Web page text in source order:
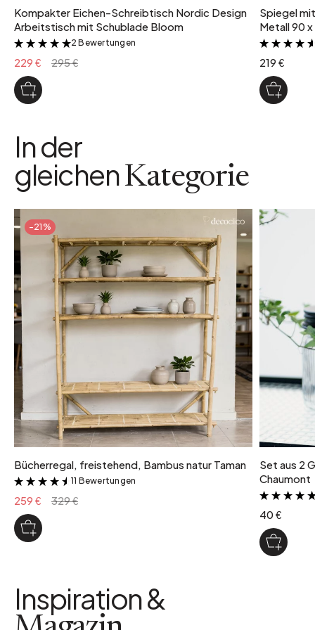
Kompakter Eichen-Schreibtisch Nordic Design
Arbeitstisch mit Schublade Bloom
&
2 Bewertungen
229 € 295 €
Spiegel
Metall 90
219 €
In der
gleichenKategorie
-21%
Bücherregal, freistehend, Bambus natur Taman
&
11 Bewertungen
259 € 329 €
Set aus 2
Chaumont
40 €
Inspiration &